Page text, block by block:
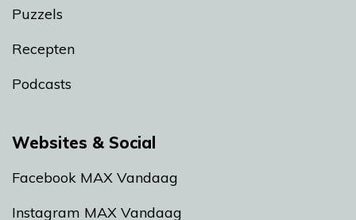
Puzzels
Recepten
Podcasts
Websites & Social
Facebook MAX Vandaag
Instagram MAX Vandaag